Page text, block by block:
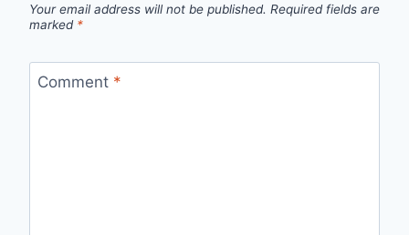
Your email address will not be published. Required fields are
marked *
Comment *